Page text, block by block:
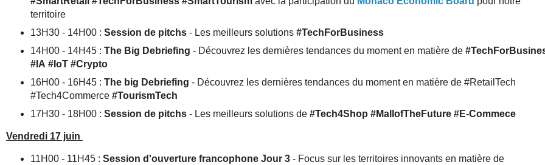
territoire
13H30 - 14H00 : Session de pitchs- Les meilleurs solutions #TechForBusiness
14H00 - 14H45 : The Big Debriefing - Découvrez les dernières tendances du moment en matière de
#IA #IoT #Crypto
16H00 - 16H45 : The big Debriefing - Découvrez les dernières tendances du moment en matière de #RetailTech
#Tech4Commerce #TourismTech
17H30 - 18H00 : Session de pitchs - Les meilleurs solutions de #Tech4Shop #MallofTheFuture #E-Commece
Vendredi 17 juin
11H00 - 11H45 : Session d'ouverture francophone Jour 3- Focus sur les territoires innovants en matière de